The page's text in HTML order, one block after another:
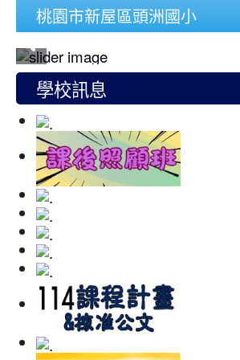
桃園市新屋區頭洲國小
學校簡介
行政組織
頭洲文件
公務連結
人事宣導專區
校內功能
登入
學校訊息